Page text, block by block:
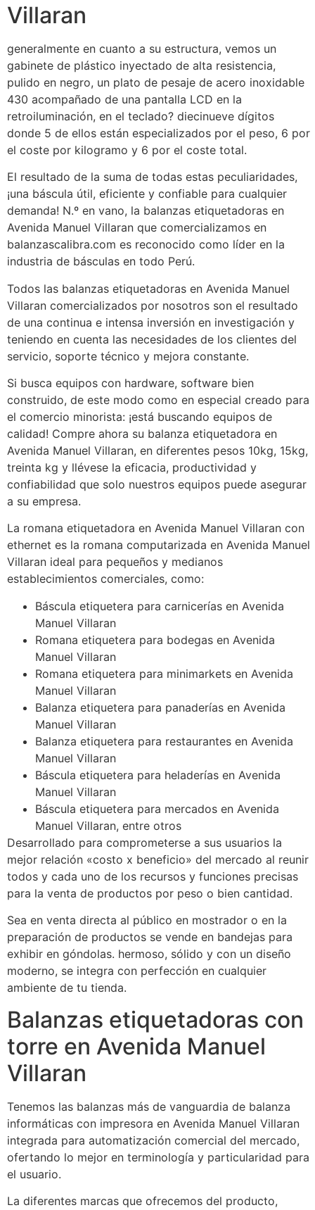
Villaran
generalmente en cuanto a su estructura, vemos un
gabinete de plástico inyectado de alta resistencia,
pulido en negro, un plato de pesaje de acero inoxidable
430 acompañado de una pantalla LCD en la
retroiluminación, en el teclado? diecinueve dígitos
donde 5 de ellos están especializados por el peso, 6 por
el coste por kilogramo y 6 por el coste total.
El resultado de la suma de todas estas peculiaridades,
¡una báscula útil, eficiente y confiable para cualquier
demanda! N.º en vano, la balanzas etiquetadoras en
Avenida Manuel Villaran que comercializamos en
balanzascalibra.com es reconocido como líder en la
industria de básculas en todo Perú.
Todos las balanzas etiquetadoras en Avenida Manuel
Villaran comercializados por nosotros son el resultado
de una continua e intensa inversión en investigación y
teniendo en cuenta las necesidades de los clientes del
servicio, soporte técnico y mejora constante.
Si busca equipos con hardware, software bien
construido, de este modo como en especial creado para
el comercio minorista: ¡está buscando equipos de
calidad! Compre ahora su balanza etiquetadora en
Avenida Manuel Villaran, en diferentes pesos 10kg, 15kg,
treinta kg y llévese la eficacia, productividad y
confiabilidad que solo nuestros equipos puede asegurar
a su empresa.
La romana etiquetadora en Avenida Manuel Villaran con
ethernet es la romana computarizada en Avenida Manuel
Villaran ideal para pequeños y medianos
establecimientos comerciales, como:
Báscula etiquetera para carnicerías en Avenida
Manuel Villaran
Romana etiquetera para bodegas en Avenida
Manuel Villaran
Romana etiquetera para minimarkets en Avenida
Manuel Villaran
Balanza etiquetera para panaderías en Avenida
Manuel Villaran
Balanza etiquetera para restaurantes en Avenida
Manuel Villaran
Báscula etiquetera para heladerías en Avenida
Manuel Villaran
Báscula etiquetera para mercados en Avenida
Manuel Villaran, entre otros
Desarrollado para comprometerse a sus usuarios la
mejor relación «costo x beneficio» del mercado al reunir
todos y cada uno de los recursos y funciones precisas
para la venta de productos por peso o bien cantidad.
Sea en venta directa al público en mostrador o en la
preparación de productos se vende en bandejas para
exhibir en góndolas. hermoso, sólido y con un diseño
moderno, se integra con perfección en cualquier
ambiente de tu tienda.
Balanzas etiquetadoras con
torre en Avenida Manuel
Villaran
Tenemos las balanzas más de vanguardia de balanza
informáticas con impresora en Avenida Manuel Villaran
integrada para automatización comercial del mercado,
ofertando lo mejor en terminología y particularidad para
el usuario.
La diferentes marcas que ofrecemos del producto,